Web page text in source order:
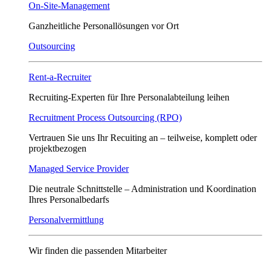
On-Site-Management
Ganzheitliche Personallösungen vor Ort
Outsourcing
Rent-a-Recruiter
Recruiting-Experten für Ihre Personalabteilung leihen
Recruitment Process Outsourcing (RPO)
Vertrauen Sie uns Ihr Recuiting an – teilweise, komplett oder
projektbezogen
Managed Service Provider
Die neutrale Schnittstelle – Administration und Koordination
Ihres Personalbedarfs
Personalvermittlung
Wir finden die passenden Mitarbeiter